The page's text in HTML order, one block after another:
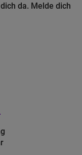
da. Melde dich